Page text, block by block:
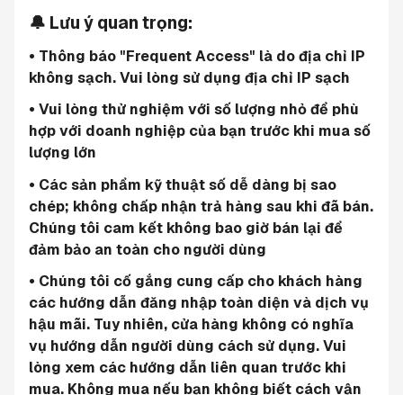
🔔 Lưu ý quan trọng:
• Thông báo "Frequent Access" là do địa chỉ IP
không sạch. Vui lòng sử dụng địa chỉ IP sạch
• Vui lòng thử nghiệm với số lượng nhỏ để phù
hợp với doanh nghiệp của bạn trước khi mua số
lượng lớn
• Các sản phẩm kỹ thuật số dễ dàng bị sao
chép; không chấp nhận trả hàng sau khi đã bán.
Chúng tôi cam kết không bao giờ bán lại để
đảm bảo an toàn cho người dùng
• Chúng tôi cố gắng cung cấp cho khách hàng
các hướng dẫn đăng nhập toàn diện và dịch vụ
hậu mãi. Tuy nhiên, cửa hàng không có nghĩa
vụ hướng dẫn người dùng cách sử dụng. Vui
lòng xem các hướng dẫn liên quan trước khi
mua. Không mua nếu bạn không biết cách vận